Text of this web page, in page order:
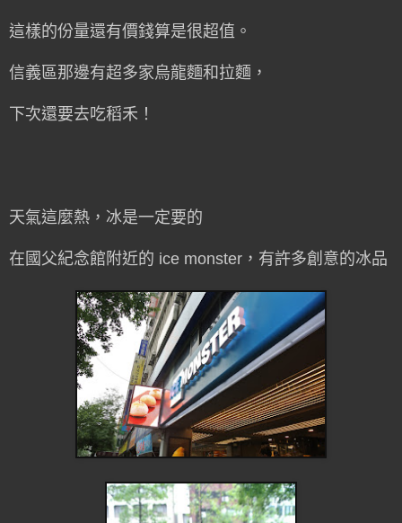
這樣的份量還有價錢算是很超值。
信義區那邊有超多家烏龍麵和拉麵，
下次還要去吃稻禾！
天氣這麼熱，冰是一定要的
在國父紀念館附近的 ice monster，有許多創意的冰品